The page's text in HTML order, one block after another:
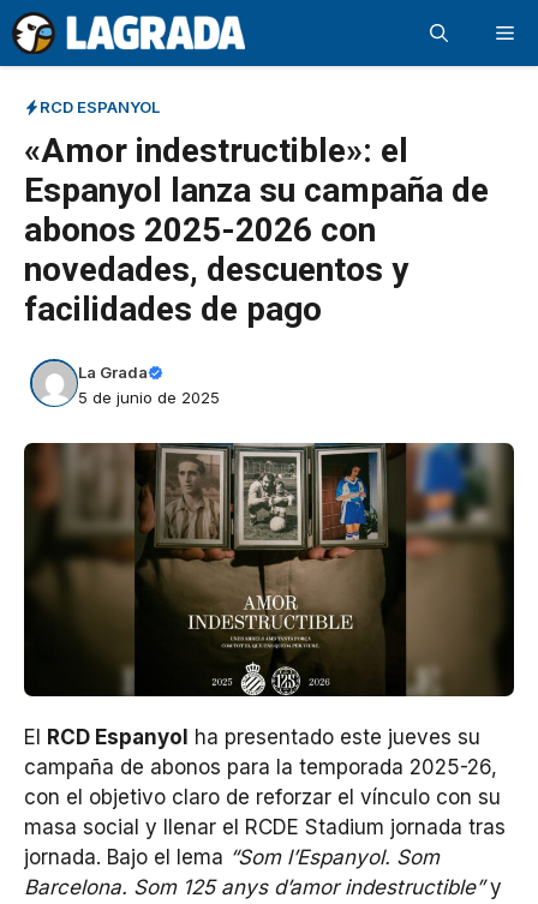
Saltar
al
contenido
RCD ESPANYOL
«Amor indestructible»: el
Espanyol lanza su campaña de
abonos 2025-2026 con
novedades, descuentos y
facilidades de pago
La Grada
5 de junio de 2025
El RCD Espanyol
ha presentado este jueves su
campaña de abonos para la temporada 2025-26,
con el objetivo claro de reforzar el vínculo con su
masa social y llenar el RCDE Stadium jornada tras
jornada. Bajo el lema “Som l’Espanyol. Som
Barcelona. Som 125 anys d’amor indestructible”y